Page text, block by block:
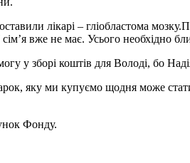
лікарі – гліобластома
вже не має. Усього необхідно
у зборі коштів для Володі, бо
яку ми купуємо щодня може
Фонду.